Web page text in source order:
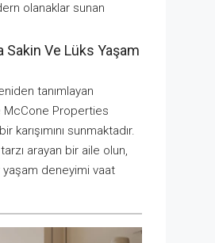
olanaklar sunan
Ve Lüks Yaşam
tanımlayan
McCone Properties
sunmaktadır.
arayan bir aile olun,
deneyimi vaat